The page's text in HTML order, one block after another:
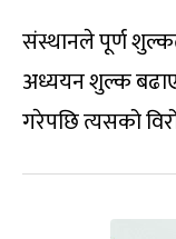
संस्थानले पूर्ण
अध्ययन शुल्क
गरेपछि त्यसको